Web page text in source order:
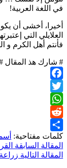
في اللغة العربية!
أخيرا، أخشى أن
العلايلي التي
فأنتم أهل الكرم و
# شارك هذ المقال
Facebook
Twitter
WhatsApp
Reddit
Share
كلمات مفتاحية:
تصفّح
المقالات
المقالة السابقة
المقالة التالية